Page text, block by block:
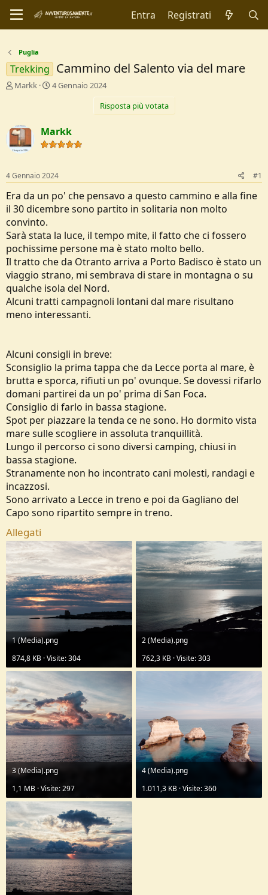
Entra Registrati
Puglia
Trekking Cammino del Salento via del mare
C
t
o
r
D
i
s
c
u
s
s
i
o
n
e
Markk
D
d
i
I
i
z
i
o
4 Gennaio 2024
Risposta più votata
Markk
4 Gennaio 2024 #1
Era da un po' che pensavo a questo cammino e alla fine
il 30 dicembre sono partito in solitaria non molto
convinto.
Sarà stata la luce, il tempo mite, il fatto che ci fossero
pochissime persone ma è stato molto bello.
Il tratto che da Otranto arriva a Porto Badisco è stato un
viaggio strano, mi sembrava di stare in montagna o su
qualche isola del Nord.
Alcuni tratti campagnoli lontani dal mare risultano
meno interessanti.
Alcuni consigli in breve:
Sconsiglio la prima tappa che da Lecce porta al mare, è
brutta e sporca, rifiuti un po' ovunque. Se dovessi rifarlo
domani partirei da un po' prima di San Foca.
Consiglio di farlo in bassa stagione.
Spot per piazzare la tenda ce ne sono. Ho dormito vista
mare sulle scogliere in assoluta tranquillità.
Lungo il percorso ci sono diversi camping, chiusi in
bassa stagione.
Stranamente non ho incontrato cani molesti, randagi e
incazzosi.
Sono arrivato a Lecce in treno e poi da Gagliano del
Capo sono ripartito sempre in treno.
Allegati
1 (Media).png
874,8 KB · Visite: 304
2 (Media).png
762,3 KB · Visite: 303
3 (Media).png
1,1 MB · Visite: 297
4 (Media).png
1.011,3 KB · Visite: 360